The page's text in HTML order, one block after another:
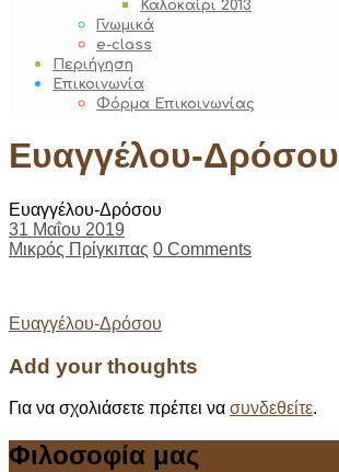
Καλοκαίρι 2013
Γνωμικά
e-class
Περιήγηση
Επικοινωνία
Φόρμα Επικοινωνίας
Ευαγγέλου-Δρόσου
Ευαγγέλου-Δρόσου
31 Μαΐου 2019
Μικρός Πρίγκιπας 0 Comments
Post
navigation
Ευαγγέλου-Δρόσου
Add your thoughts
Για να σχολιάσετε πρέπει να συνδεθείτε.
Φιλοσοφία μας